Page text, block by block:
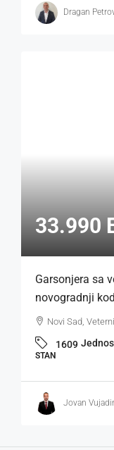
Dragan
33.990
Garsonjera sa
novogradnji
Novi Sad,
1609
STAN
Jovan